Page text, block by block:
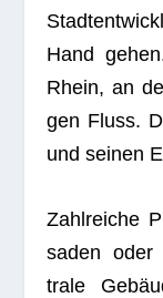
Hand
Rhein, an
gen Fluss.
und sei­nen
Zahl­rei­che
sa­den oder
trale